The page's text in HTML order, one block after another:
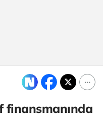
finansmanında